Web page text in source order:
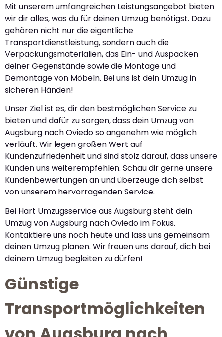
Mit unserem umfangreichen Leistungsangebot bieten
wir dir alles, was du für deinen Umzug benötigst. Dazu
gehören nicht nur die eigentliche
Transportdienstleistung, sondern auch die
Verpackungsmaterialien, das Ein- und Auspacken
deiner Gegenstände sowie die Montage und
Demontage von Möbeln. Bei uns ist dein Umzug in
sicheren Händen!
Unser Ziel ist es, dir den bestmöglichen Service zu
bieten und dafür zu sorgen, dass dein Umzug von
Augsburg nach Oviedo so angenehm wie möglich
verläuft. Wir legen großen Wert auf
Kundenzufriedenheit und sind stolz darauf, dass unsere
Kunden uns weiterempfehlen. Schau dir gerne unsere
Kundenbewertungen an und überzeuge dich selbst
von unserem hervorragenden Service.
Bei Hart Umzugsservice aus Augsburg steht dein
Umzug von Augsburg nach Oviedo im Fokus.
Kontaktiere uns noch heute und lass uns gemeinsam
deinen Umzug planen. Wir freuen uns darauf, dich bei
deinem Umzug begleiten zu dürfen!
Günstige
Transportmöglichkeiten